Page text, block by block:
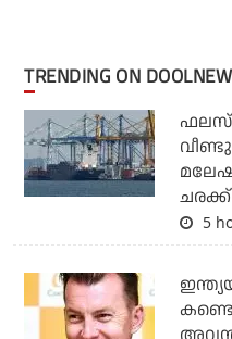
TRENDING ON
5